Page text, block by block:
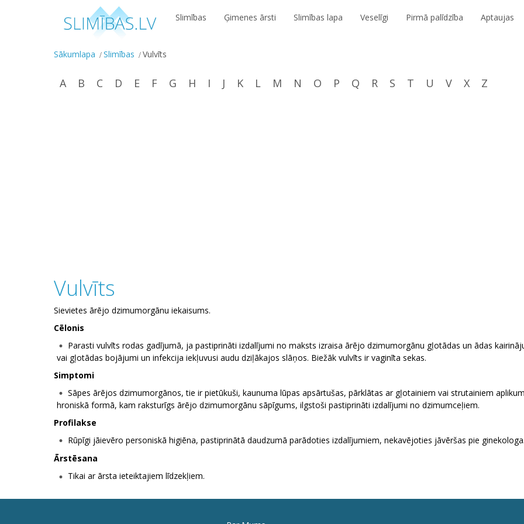
Slimības Ģimenes ārsti Slimības lapa Veselīgi Pirmā palīdzība Aptaujas
Sākumlapa Slimības Vulvīts
A B C D E F G H I J K L M N O P Q R S T U V X Z
Vulvīts
Sievietes ārējo dzimumorgānu iekaisums.
Cēlonis
Parasti vulvīts rodas gadījumā, ja pastiprināti izdalījumi no maksts izraisa ārējo dzimumorgānu gļotādas un ādas
vai gļotādas bojājumi un infekcija iekļuvusi audu dziļākajos slāņos. Biežāk vulvīts ir vaginīta sekas.
Simptomi
Sāpes ārējos dzimumorgānos, tie ir pietūkuši, kaunuma lūpas apsārtušas, pārklātas ar gļotainiem vai strutainiem
hroniskā formā, kam raksturīgs ārējo dzimumorgānu sāpīgums, ilgstoši pastiprināti izdalījumi no dzimumceļiem.
Profilakse
Rūpīgi jāievēro personiskā higiēna, pastiprinātā daudzumā parādoties izdalījumiem, nekavējoties jāvēršas pie ginekologa.
Ārstēsana
Tikai ar ārsta ieteiktajiem līdzekļiem.